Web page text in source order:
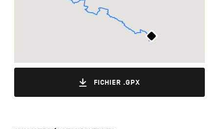
FICHIER .GPX